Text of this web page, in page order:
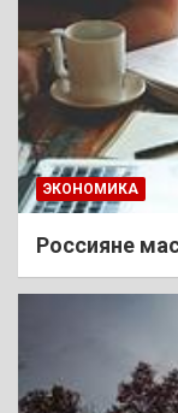
ЭКОНОМИКА
Россияне